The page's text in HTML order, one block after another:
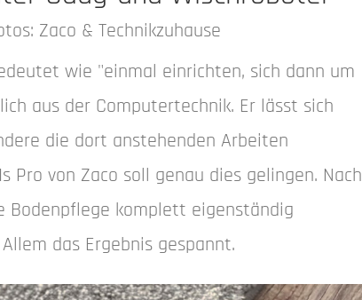
Zaco & Technikzuhause
wie "einmal einrichten, sich dann um
aus der Computertechnik. Er lässt sich
die dort anstehenden Arbeiten
Pro von Zaco soll genau dies gelingen. Nach
Bodenpflege komplett eigenständig
das Ergebnis gespannt.